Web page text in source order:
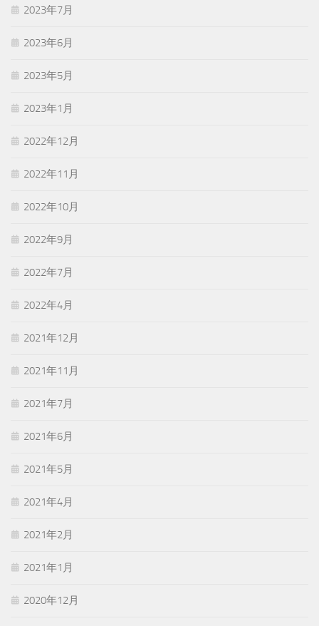
2023年7月
2023年6月
2023年5月
2023年1月
2022年12月
2022年11月
2022年10月
2022年9月
2022年7月
2022年4月
2021年12月
2021年11月
2021年7月
2021年6月
2021年5月
2021年4月
2021年2月
2021年1月
2020年12月